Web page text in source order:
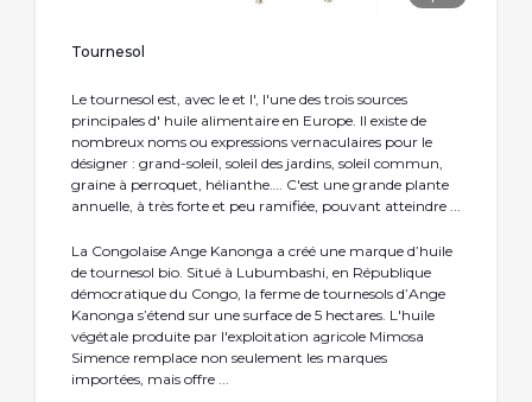
Tournesol
Le tournesol est, avec le et l', l'une des trois sources
principales d' huile alimentaire en Europe. Il existe de
nombreux noms ou expressions vernaculaires pour le
désigner : grand-soleil, soleil des jardins, soleil commun,
graine à perroquet, hélianthe…. C'est une grande plante
annuelle, à très forte et peu ramifiée, pouvant atteindre ...
La Congolaise Ange Kanonga a créé une marque d’huile
de tournesol bio. Situé à Lubumbashi, en République
démocratique du Congo, la ferme de tournesols d’Ange
Kanonga s’étend sur une surface de 5 hectares. L'huile
végétale produite par l'exploitation agricole Mimosa
Simence remplace non seulement les marques
importées, mais offre ...